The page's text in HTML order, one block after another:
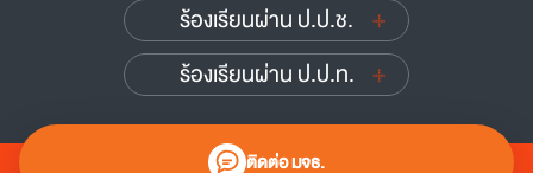
ติดต่อ มจธ.
ร้องเรียนผ่าน ป.ป.ช.
ร้องเรียนผ่าน ป.ป.ท.